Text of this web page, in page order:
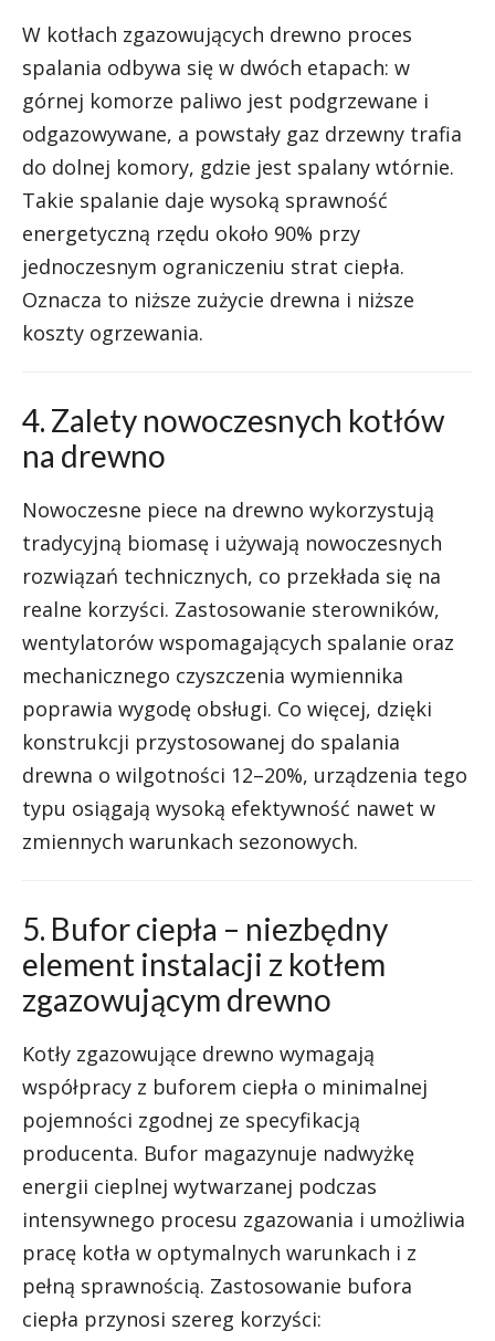
W kotłach zgazowujących drewno proces
spalania odbywa się w dwóch etapach: w
górnej komorze paliwo jest podgrzewane i
odgazowywane, a powstały gaz drzewny trafia
do dolnej komory, gdzie jest spalany wtórnie.
Takie spalanie daje wysoką sprawność
energetyczną rzędu około 90% przy
jednoczesnym ograniczeniu strat ciepła.
Oznacza to niższe zużycie drewna i niższe
koszty ogrzewania.
4. Zalety nowoczesnych kotłów
na drewno
Nowoczesne piece na drewno wykorzystują
tradycyjną biomasę i używają nowoczesnych
rozwiązań technicznych, co przekłada się na
realne korzyści. Zastosowanie sterowników,
wentylatorów wspomagających spalanie oraz
mechanicznego czyszczenia wymiennika
poprawia wygodę obsługi. Co więcej, dzięki
konstrukcji przystosowanej do spalania
drewna o wilgotności 12–20%, urządzenia tego
typu osiągają wysoką efektywność nawet w
zmiennych warunkach sezonowych.
5. Bufor ciepła – niezbędny
element instalacji z kotłem
zgazowującym drewno
Kotły zgazowujące drewno wymagają
współpracy z buforem ciepła o minimalnej
pojemności zgodnej ze specyfikacją
producenta. Bufor magazynuje nadwyżkę
energii cieplnej wytwarzanej podczas
intensywnego procesu zgazowania i umożliwia
pracę kotła w optymalnych warunkach i z
pełną sprawnością. Zastosowanie bufora
ciepła przynosi szereg korzyści: